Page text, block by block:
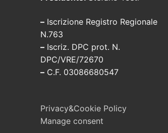
– Iscrizione Registro Regionale
N.763
– Iscriz. DPC prot. N.
DPC/VRE/72670
– C.F. 03086680547
Privacy&Cookie Policy
Manage consent